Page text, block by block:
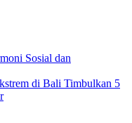
Sosial dan
di Bali Timbulkan 5